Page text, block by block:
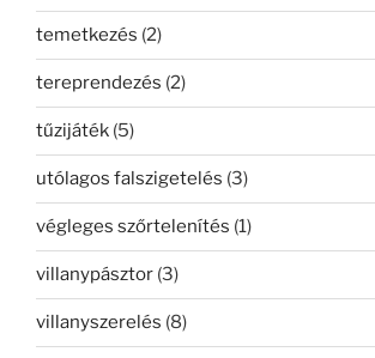
temetkezés (2)
tereprendezés (2)
tűzijáték (5)
utólagos falszigetelés (3)
végleges szőrtelenítés (1)
villanypásztor (3)
villanyszerelés (8)